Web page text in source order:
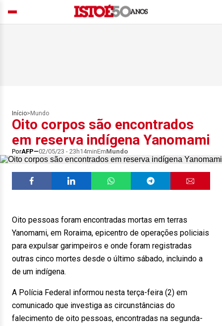
Início> Mundo
Oito corpos são encontrados
em reserva indígena Yanomami
PorAFP 02/05/23 - 23h14minEmMundo
Oito pessoas foram encontradas mortas em terras
Yanomami, em Roraima, epicentro de operações policiais
para expulsar garimpeiros e onde foram registradas
outras cinco mortes desde o último sábado, incluindo a
de um indígena.
A Polícia Federal informou nesta terça-feira (2) em
comunicado que investiga as circunstâncias do
falecimento de oito pessoas, encontradas na segunda-